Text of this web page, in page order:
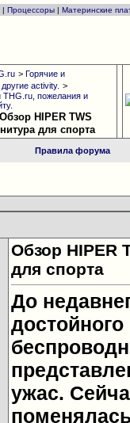
| Процессоры | Материнские
> Горячие и
activity. >
THG.ru, пожелания и
Обзор HIPER TWS
для спорта
Правила форума
Обзор HIPER
для спорта
До
ужас.